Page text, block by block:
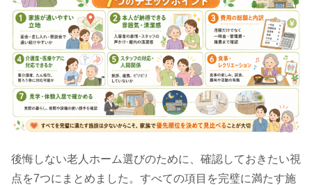
後悔しない老人ホーム選びのために、確認しておきたい視
点を7つにまとめました。すべての項目を完璧に満たす施